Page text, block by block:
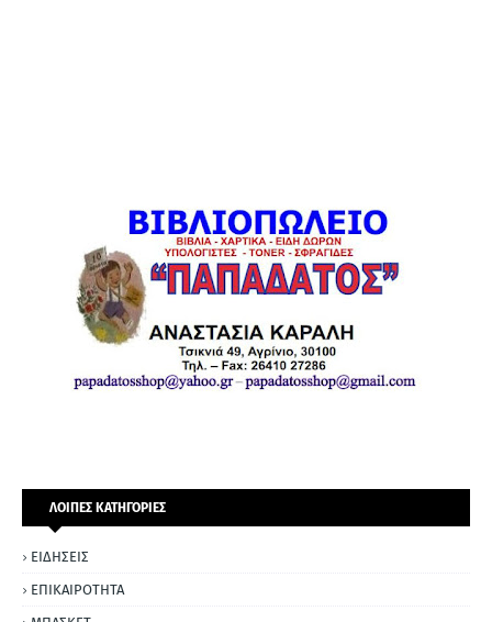
ΛΟΙΠΕΣ ΚΑΤΗΓΟΡΙΕΣ
ΕΙΔΗΣΕΙΣ
ΕΠΙΚΑΙΡΟΤΗΤΑ